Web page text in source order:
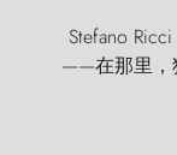
Stefano
——在那里，